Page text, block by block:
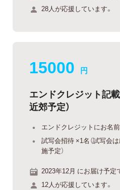
28人が応援しています。
15000 円
エンドクレジット記
近郊予定）
エンドクレジットにお名
試写会招待 ×1名（試写会
施予定）
2023年12月 にお届け予定
12人が応援しています。